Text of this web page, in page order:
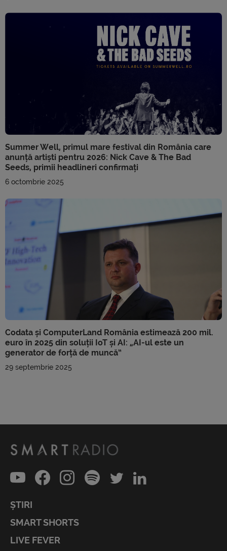
Summer Well, primul mare festival din România care
anunță artiști pentru 2026: Nick Cave & The Bad
Seeds, primii headlineri confirmați
6 octombrie 2025
Codata și ComputerLand România estimează 200 mil.
euro în 2025 din soluții IoT și AI: „AI-ul este un
generator de forță de muncă”
29 septembrie 2025
ȘTIRI
SMART SHORTS
LIVE FEVER